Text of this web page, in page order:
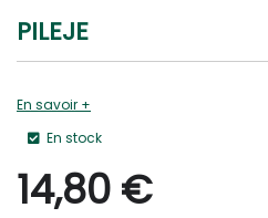
PILEJE
En savoir +
En stock
14,80 €